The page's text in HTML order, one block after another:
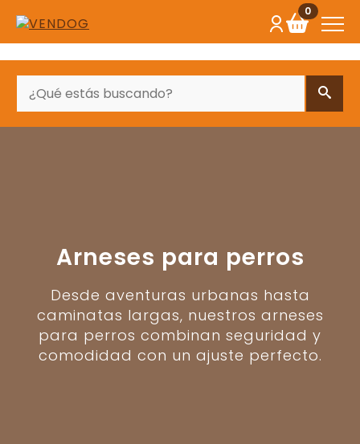
0
Arneses para perros
Desde aventuras urbanas hasta
caminatas largas, nuestros arneses
para perros combinan seguridad y
comodidad con un ajuste perfecto.